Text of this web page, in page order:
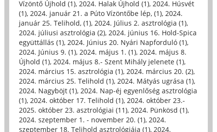
Vízöntő Újhold (1), 2024. Halak Újhold (1), 2024. Húsvét
(1), 2024. január 21. a Púto Vízöntőbe lép, (1), 2024.
január 25. Telihold, (1), 2024. Július 2. asztrológia (1),
2024. júliusi asztrológia (2), 2024. június 16. Hold-Spica
együttállás (1), 2024. Június 20. Nyári Napforduló (1),
2024. Június 9. (1), 2024. május 1. (1), 2024. május 8.
Újhold (1), 2024. május 8.- Szent Mihály jelenete (1),
2024. március 15. asztrológia (1), 2024. március 20. (2),
2024. március 25. Telihold (1), 2024. Mátyás ugrása (1),
2024. Nagyböjt (1), 2024. Nap-éj egyenlőség asztrológia
(1), 2024. október 17. Telihold (1), 2024. október 23.-
2025. október 23. asztrológiai (11), 2024. Pünkösd (1),
2024. szeptember 1. - november 20. (1), 2024.
szeptember 18. Telihold asztrológiája (1), 2024.